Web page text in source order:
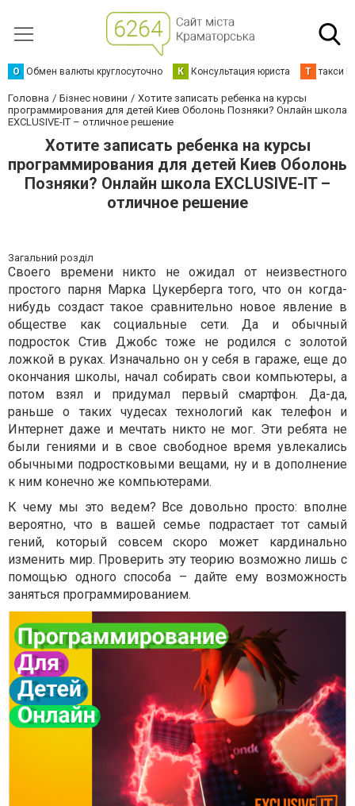
О Обмен валюты круглосуточно К Консультация юриста Т такси
Головна Бізнес новини
Хотите записать ребенка на курсы
программирования для детей Киев Оболонь Позняки? Онлайн школа
EXCLUSIVE-IT – отличное решение
Хотите записать ребенка на курсы
программирования для детей Киев Оболонь
Позняки? Онлайн школа EXCLUSIVE-IT –
отличное решение
Загальний розділ
Своего времени никто не ожидал от неизвестного
простого парня Марка Цукерберга того, что он когда-
нибудь создаст такое сравнительно новое явление в
обществе как социальные сети. Да и обычный
подросток Стив Джобс тоже не родился с золотой
ложкой в руках. Изначально он у себя в гараже, еще до
окончания школы, начал собирать свои компьютеры, а
потом взял и придумал первый смартфон. Да-да,
раньше о таких чудесах технологий как телефон и
Интернет даже и мечтать никто не мог. Эти ребята не
были гениями и в свое свободное время увлекались
обычными подростковыми вещами, ну и в дополнение
к ним конечно же компьютерами.
К чему мы это ведем? Все довольно просто: вполне
вероятно, что в вашей семье подрастает тот самый
гений, который совсем скоро может кардинально
изменить мир. Проверить эту теорию возможно лишь с
помощью одного способа – дайте ему возможность
заняться программированием.